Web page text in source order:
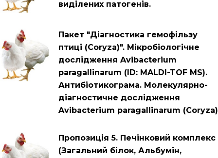
виділених патогенів.
Пакет "Діагностика гемофільзу
птиці (Coryza)". Мікробіологічне
дослідження Avibacterium
paragallinarum (ID: MALDI-TOF MS).
Антибіотикограма. Молекулярно-
діагностичне дослідження
Avibacterium paragallinarum (Coryza)
Пропозиція 5. Печінковий комплекс
(Загальний білок, Альбумін,